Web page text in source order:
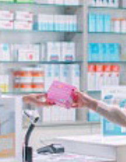
que la moyenne
le canton de St-